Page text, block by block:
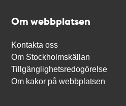
Om webbplatsen
Kontakta oss
Om Stockholmskällan
Tillgänglighetsredogörelse
Om kakor på webbplatsen